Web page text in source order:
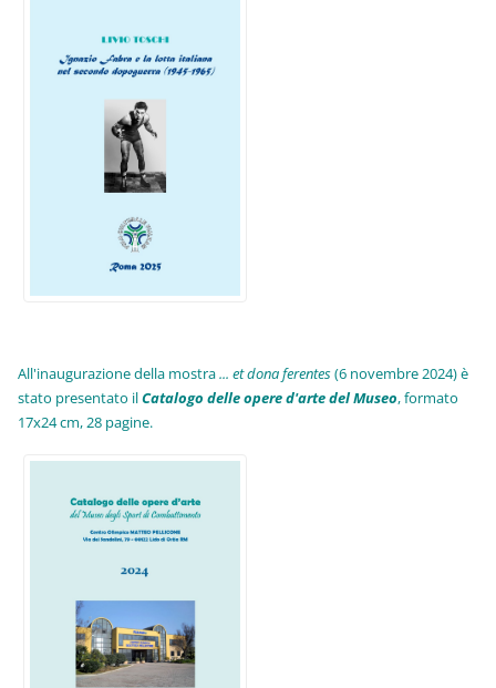
All'inaugurazione della mostra... et dona ferentes(6 novembre 2024) è
stato presentato ilCatalogo delle opere d'arte del Museo, formato
17x24 cm, 28 pagine.